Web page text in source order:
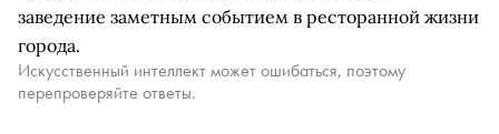
заведение заметным событием в ресторанной жизни
города.
Искусственный интеллект может ошибаться, поэтому
перепроверяйте ответы.